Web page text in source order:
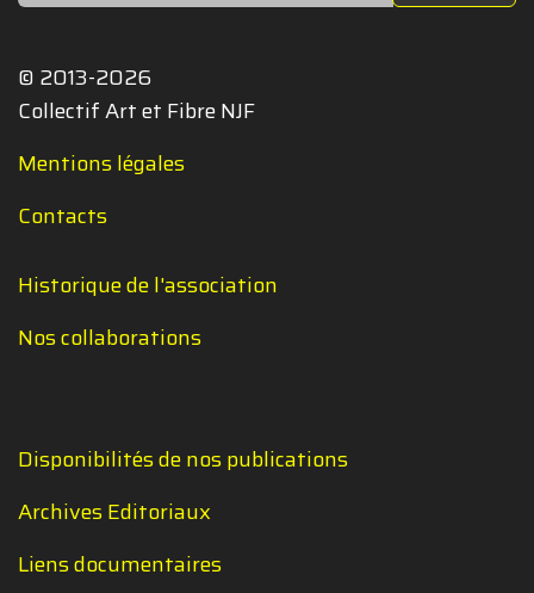
© 2013-2026
Collectif Art et Fibre NJF
Mentions légales
Contacts
Historique de l'association
Nos collaborations
Disponibilités de nos publications
Archives Editoriaux
Liens documentaires